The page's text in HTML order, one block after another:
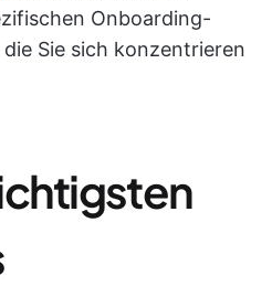
Onboarding-
Sie sich konzentrieren